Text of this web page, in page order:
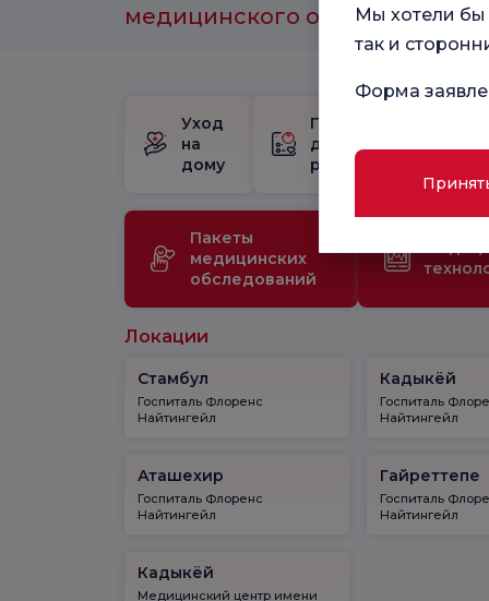
Уход
на
дому
Пакет
для
родов
Пакеты
медицинских
обследований
Локации
Стамбул
Госпиталь Флоренс
Найтингейл
Кадыкёй
Госпиталь
Найтингейл
Аташехир
Госпиталь Флоренс
Найтингейл
Гайреттепе
Госпиталь
Найтингейл
Кадыкёй
Медицинский центр имени
медицинского обслуживания.
Мы хотели бы
так и
Форма